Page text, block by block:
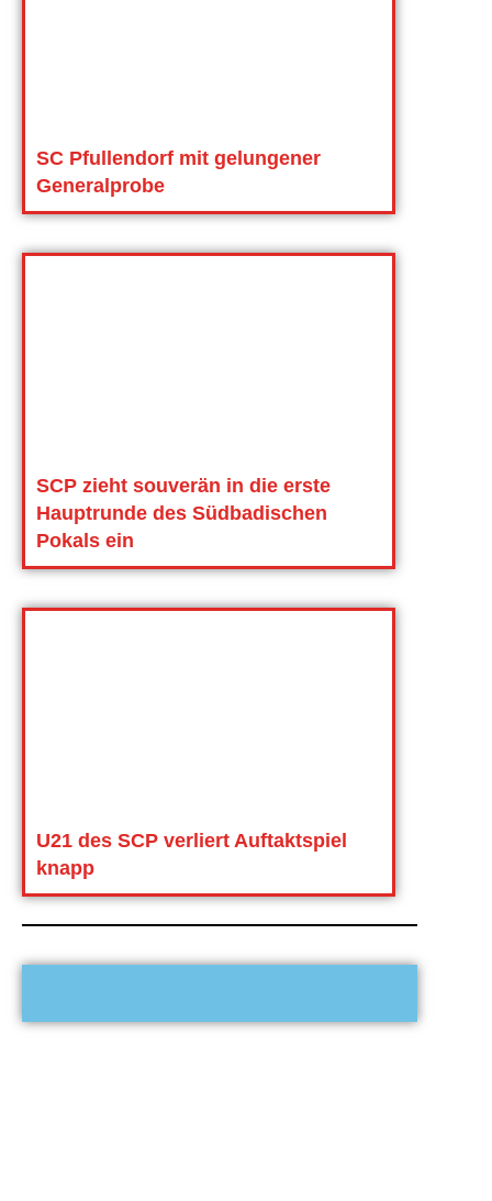
SC Pfullendorf mit gelungener
Generalprobe
SCP zieht souverän in die erste
Hauptrunde des Südbadischen
Pokals ein
U21 des SCP verliert Auftaktspiel
knapp